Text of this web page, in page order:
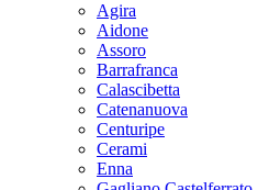
Agira
Aidone
Assoro
Barrafranca
Calascibetta
Catenanuova
Centuripe
Cerami
Enna